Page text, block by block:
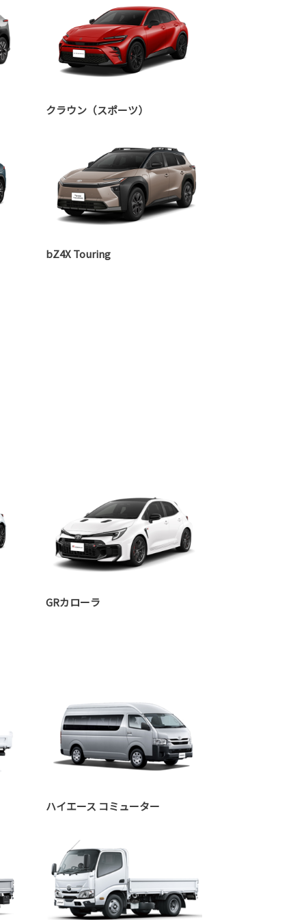
クラウン（スポーツ）
bZ4X Touring
GRカローラ
ハイエース コミューター